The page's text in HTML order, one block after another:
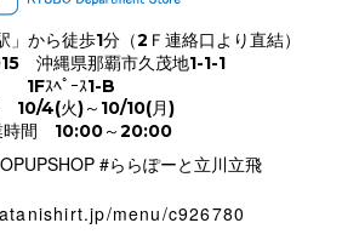
」から徒歩1分（2Ｆ連絡口より直結）
沖縄県那覇市久茂地1-1-1
1Fｽﾍﾟｰｽ1-B
10/4(火)～10/10(月)
時間 10:00～20:00
#ららぽーと立川立飛
menu/c926780